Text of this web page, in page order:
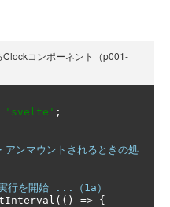
Clockコンポーネント（p001-
'svelte' ;
ンマウントされるときの処
行を開始 ...（1a）
(() => {